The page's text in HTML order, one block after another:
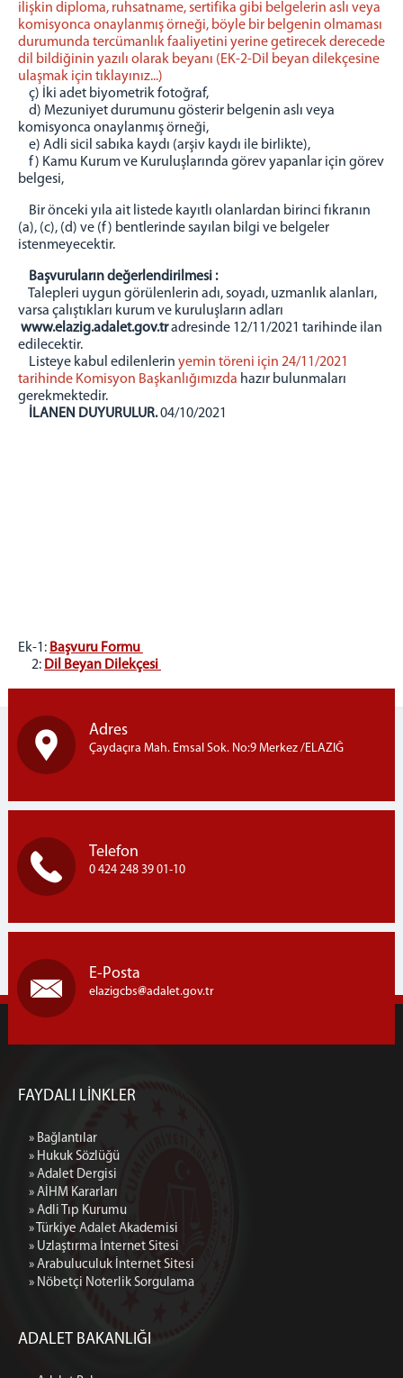
ilişkin diploma, ruhsatname, sertifika gibi belgelerin aslı veya
komisyonca onaylanmış örneği, böyle bir belgenin olmaması
durumunda tercümanlık faaliyetini yerine getirecek derecede
dil bildiğinin yazılı olarak beyanı (EK-2-Dil beyan dilekçesine
ulaşmak için tıklayınız...)
ç) İki adet biyometrik fotoğraf,
d) Mezuniyet durumunu gösterir belgenin aslı veya
komisyonca onaylanmış örneği,
e) Adli sicil sabıka kaydı (arşiv kaydı ile birlikte),
f) Kamu Kurum ve Kuruluşlarında görev yapanlar için görev
belgesi,
Bir önceki yıla ait listede kayıtlı olanlardan birinci fıkranın
(a), (c), (d) ve (f) bentlerinde sayılan bilgi ve belgeler
istenmeyecektir.
Başvuruların değerlendirilmesi :
Talepleri uygun görülenlerin adı, soyadı, uzmanlık alanları,
varsa çalıştıkları kurum ve kuruluşların adları
www.elazig.adalet.gov.tradresinde 12/11/2021 tarihinde ilan
edilecektir.
Listeye kabul edilenlerin yemin töreni için 24/11/2021
tarihinde Komisyon Başkanlığımızda hazır bulunmaları
gerekmektedir.
İLANEN DUYURULUR.04/10/2021
Ek-1: Başvuru Formu
2: Dil Beyan Dilekçesi
Adres
Çaydaçıra Mah. Emsal Sok. No:9 Merkez /ELAZIĞ
Telefon
0 424 248 39 01-10
E-Posta
elazigcbs adalet.gov.tr
FAYDALI LİNKLER
» Bağlantılar
» Hukuk Sözlüğü
» Adalet Dergisi
» AİHM Kararları
» Adli Tıp Kurumu
» Türkiye Adalet Akademisi
» Uzlaştırma İnternet Sitesi
» Arabuluculuk İnternet Sitesi
» Nöbetçi Noterlik Sorgulama
ADALET BAKANLIĞI